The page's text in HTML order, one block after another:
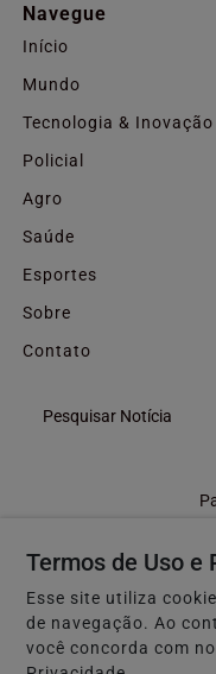
Navegue
Início
Mundo
Tecnologia & Inovação
Policial
Agro
Saúde
Esportes
Sobre
Contato
Pesquisar Notícia
F5 GOIÁS -
Termos de Uso e
Esse site utiliza
de navegação. Ao
você concorda com